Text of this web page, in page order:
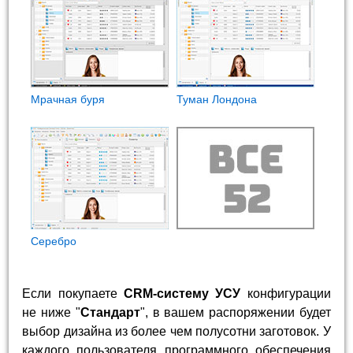
Мрачная буря Туман Лондона
Cеребро
Если покупаете CRM-систему УСУ конфигурации
не ниже "Стандарт", в вашем распоряжении будет
выбор дизайна из более чем полусотни заготовок. У